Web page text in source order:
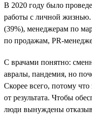
В 2020 году было
работы с личной жизнью.
(39%), менеджерам по
по продажам, PR-
С врачами понятно:
авралы, пандемия, но
Скорее всего, потому
от результата. Чтобы
люди вынуждены